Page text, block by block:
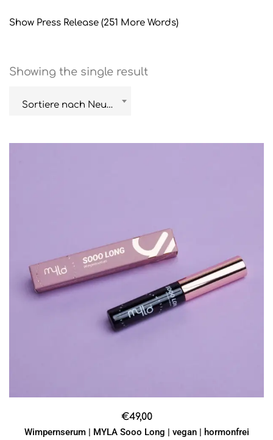
Show Press Release (251 More Words)
Showing the single result
Sortiere nach Neuestem
€49,00
Wimpernserum | MYLA Sooo Long | vegan | hormonfrei